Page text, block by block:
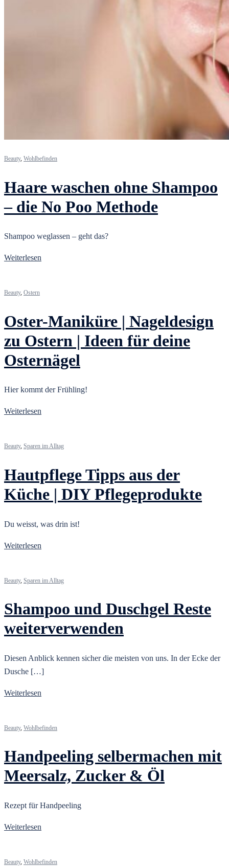
Beauty, Wohlbefinden
Haare waschen ohne Shampoo
– die No Poo Methode
Shampoo weglassen – geht das?
Weiterlesen
Beauty, Ostern
Oster-Maniküre | Nageldesign
zu Ostern | Ideen für deine
Osternägel
Hier kommt der Frühling!
Weiterlesen
Beauty, Sparen im Alltag
Hautpflege Tipps aus der
Küche | DIY Pflegeprodukte
Du weisst, was drin ist!
Weiterlesen
Beauty, Sparen im Alltag
Shampoo und Duschgel Reste
weiterverwenden
Diesen Anblick kennen sicher die meisten von uns. In der Ecke der
Dusche […]
Weiterlesen
Beauty, Wohlbefinden
Handpeeling selbermachen mit
Meersalz, Zucker & Öl
Rezept für Handpeeling
Weiterlesen
Beauty, Wohlbefinden